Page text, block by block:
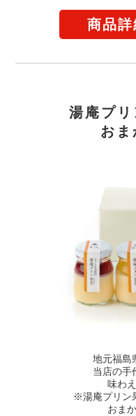
商品
湯庵プ
おま
地元福島
当店の手
味わ
※湯庵プリン
おま